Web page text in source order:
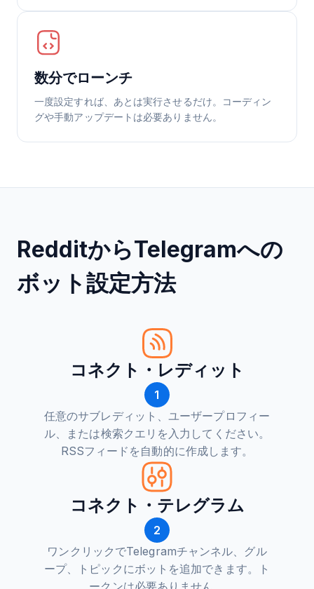
数分でローンチ
一度設定すれば、あとは実行させるだけ。コーディン
グや手動アップデートは必要ありません。
RedditからTelegramへの
ボット設定方法
コネクト・レディット
1
任意のサブレディット、ユーザープロフィー
ル、または検索クエリを入力してください。
RSSフィードを自動的に作成します。
コネクト・テレグラム
2
ワンクリックでTelegramチャンネル、グル
ープ、トピックにボットを追加できます。ト
ークンは必要ありません。